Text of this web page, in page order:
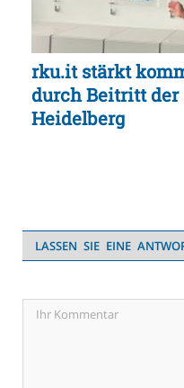
rku.it stärkt
durch Beitritt der
Heidelberg
LASSEN SIE EINE